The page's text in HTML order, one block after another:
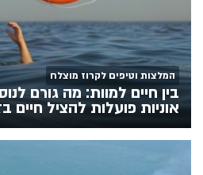
המלצות וטיפים לקרוז מוצלח
בין חיים למוות: מה גורם
אוניות פועלות להציל חיים